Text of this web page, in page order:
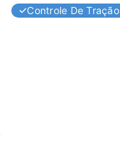
Controle De Tração